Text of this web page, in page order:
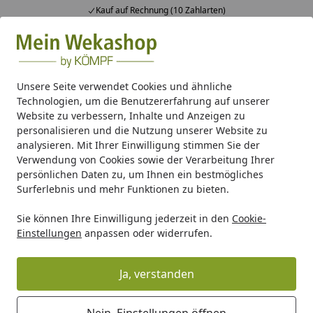
Unsere Seite verwendet Cookies und ähnliche
Technologien, um die Benutzererfahrung auf unserer
Website zu verbessern, Inhalte und Anzeigen zu
personalisieren und die Nutzung unserer Website zu
analysieren. Mit Ihrer Einwilligung stimmen Sie der
Verwendung von Cookies sowie der Verarbeitung Ihrer
persönlichen Daten zu, um Ihnen ein bestmögliches
Surferlebnis und mehr Funktionen zu bieten.
Sie können Ihre Einwilligung jederzeit in den Cookie-
Einstellungen anpassen oder widerrufen.
Ja, verstanden
Kauf auf Rechnung (10 Zahlarten)
Alle Produkte
Mein Konto
Suchen
Startseite
Gartenhaus Holz Gartenhaus Zubehör Anbauten &
Weka Schleppdach für 19 und 21
mm Satteldachhäuser